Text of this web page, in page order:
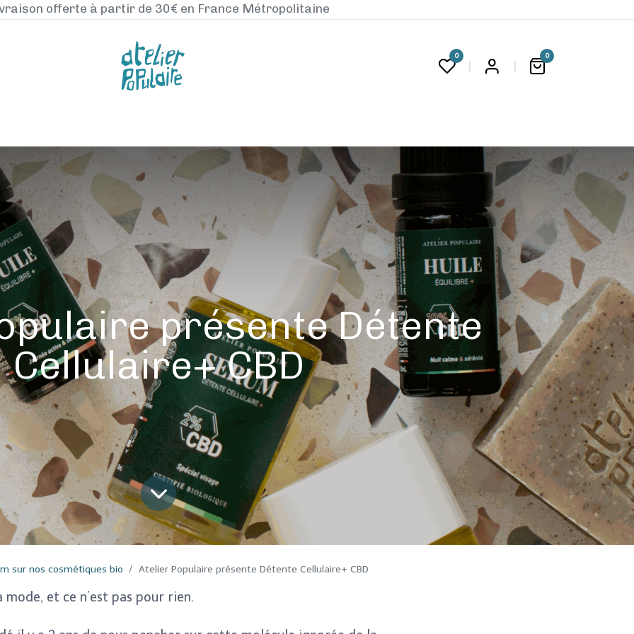
offerte à partir de 30€ en France Métropolitaine
0 0
présente Détente
Cellulaire+ CBD
sur nos cosmétiques bio Atelier Populaire présente Détente Cellulaire+ CBD
mode, et ce n’est pas pour rien.